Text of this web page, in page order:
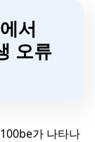
서
오류
가 나타나